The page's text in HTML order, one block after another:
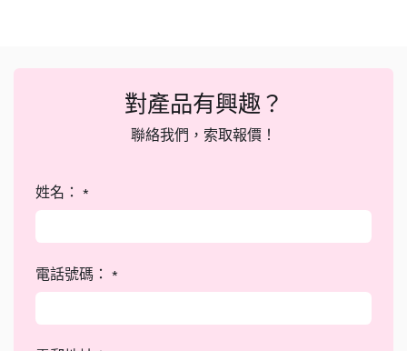
對產品有興趣？
聯絡我們，索取報價！
姓名： *
電話號碼： *